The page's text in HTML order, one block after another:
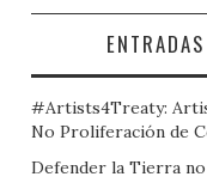
#Artists4Treaty:
No Proliferación de
Defender la Tierra